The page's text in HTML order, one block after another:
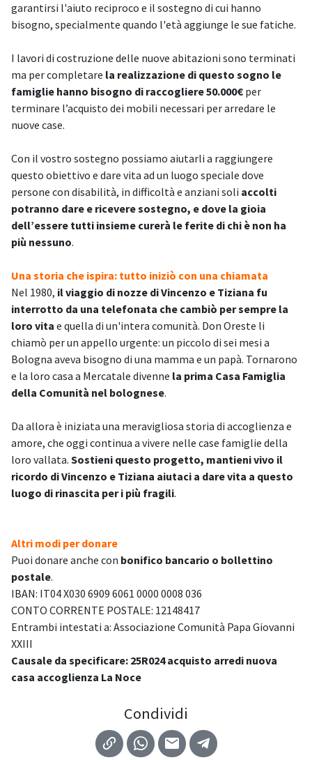
garantirsi l'aiuto reciproco e il sostegno di cui hanno
bisogno, specialmente quando l'età aggiunge le sue fatiche.
I lavori di costruzione delle nuove abitazioni sono terminati
ma per completare la realizzazione di questo sogno le
famiglie hanno bisogno di raccogliere 50.000€ per
terminare l’acquisto dei mobili necessari per arredare le
nuove case.
Con il vostro sostegno possiamo aiutarli a raggiungere
questo obiettivo e dare vita ad un luogo speciale dove
persone con disabilità, in difficoltà e anziani soli accolti
potranno dare e ricevere sostegno, e dove la gioia
dell’essere tutti insieme curerà le ferite di chi è non ha
più nessuno.
Una storia che ispira: tutto iniziò con una chiamata
Nel 1980, il viaggio di nozze di Vincenzo e Tiziana fu
interrotto da una telefonata che cambiò per sempre la
loro vita e quella di un'intera comunità. Don Oreste li
chiamò per un appello urgente: un piccolo di sei mesi a
Bologna aveva bisogno di una mamma e un papà. Tornarono
e la loro casa a Mercatale divenne la prima Casa Famiglia
della Comunità nel bolognese.
Da allora è iniziata una meravigliosa storia di accoglienza e
amore, che oggi continua a vivere nelle case famiglie della
loro vallata. Sostieni questo progetto, mantieni vivo il
ricordo di Vincenzo e Tiziana aiutaci a dare vita a questo
luogo di rinascita per i più fragili.
Altri modi per donare
Puoi donare anche con bonifico bancario o bollettino
postale.
IBAN: IT04 X030 6909 6061 0000 0008 036
CONTO CORRENTE POSTALE: 12148417
Entrambi intestati a: Associazione Comunità Papa Giovanni
XXIII
Causale da specificare: 25R024 acquisto arredi nuova
casa accoglienza La Noce
Condividi